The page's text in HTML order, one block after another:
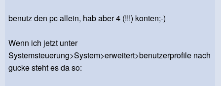
benutz den pc allein, hab aber 4 (!!!) konten;-)
Wenn ich jetzt unter
Systemsteuerung>System>erweitert>benutzerprofile nach
gucke steht es da so: